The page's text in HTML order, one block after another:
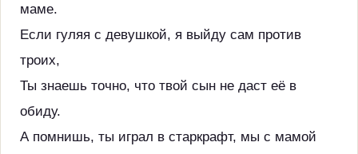
маме.
Если гуляя с девушкой, я выйду сам против
троих,
Ты знаешь точно, что твой сын не даст её в
обиду.
А помнишь, ты играл в старкрафт, мы с мамой